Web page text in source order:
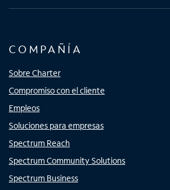
COMPAÑÍA
Sobre Charter
Compromiso con el cliente
Empleos
Soluciones para empresas
Spectrum Reach
Spectrum Community Solutions
Spectrum Business